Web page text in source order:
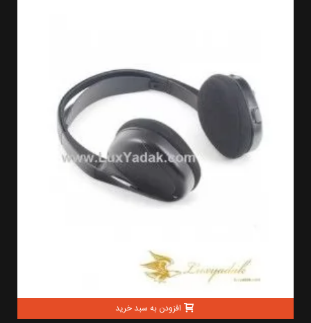
افزودن به سبد خرید